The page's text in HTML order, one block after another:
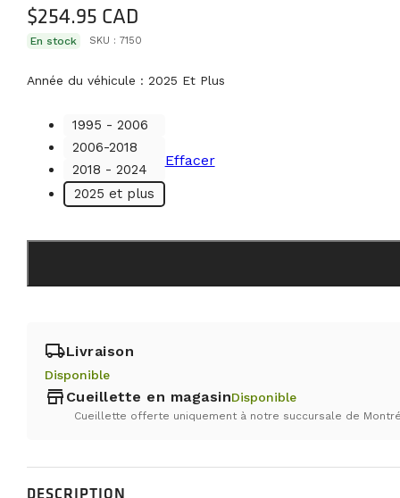
$254.95
En stock SKU : 7150
Année du véhicule : 2025 Et Plus
1995 - 2006
2006-2018
2018 - 2024
2025 et plus
Effacer
local_shippingLivraison
Disponible
store Cueillette en magasinDisponible
Cueillette offerte uniquement à notre succursale de
DESCRIPTION